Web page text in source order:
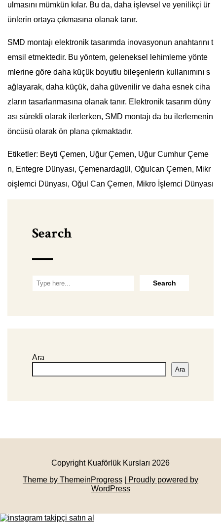
ulmasını mümkün kılar. Bu da, daha işlevsel ve yenilikçi ür
ünlerin ortaya çıkmasına olanak tanır.
SMD montajı elektronik tasarımda inovasyonun anahtarını t
emsil etmektedir. Bu yöntem, geleneksel lehimleme yönte
mlerine göre daha küçük boyutlu bileşenlerin kullanımını s
ağlayarak, daha küçük, daha güvenilir ve daha esnek ciha
zların tasarlanmasına olanak tanır. Elektronik tasarım düny
ası sürekli olarak ilerlerken, SMD montajı da bu ilerlemenin
öncüsü olarak ön plana çıkmaktadır.
Etiketler: Beyti Çemen, Uğur Çemen, Uğur Cumhur Çeme
n, Entegre Dünyası, Çemenardagül, Oğulcan Çemen, Mikr
oişlemci Dünyası, Oğul Can Çemen, Mikro İşlemci Dünyası
Search
Ara
Ara
Copyright Kuaförlük Kursları 2026
Theme by ThemeinProgress
| Proudly powered by
WordPress